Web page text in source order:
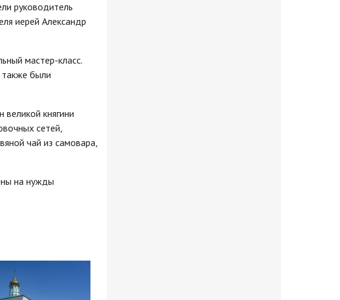
руководитель
иерей Александр
мастер-класс.
также были
княгини
сетей,
чай из самовара,
на нужды